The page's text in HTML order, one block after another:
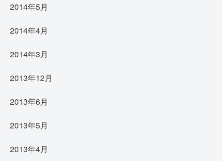
2014年5月
2014年4月
2014年3月
2013年12月
2013年6月
2013年5月
2013年4月